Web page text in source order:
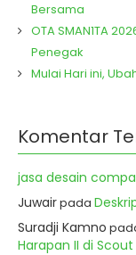
Bersama
OTA SMAN1TA
Penegak
Mulai Hari ini,
Komentar
jasa desain
Juwairpada
Suradji Kamno
Harapan II di